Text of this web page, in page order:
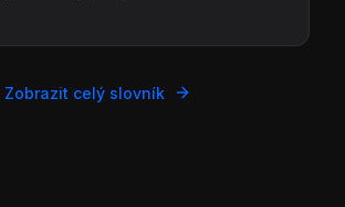
Zobrazit celý slovník